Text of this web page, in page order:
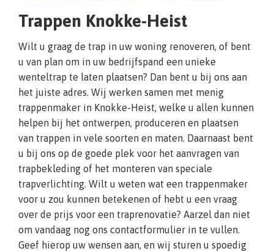
Trappen Knokke-Heist
Wilt u graag de trap in uw woning renoveren, of bent
u van plan om in uw bedrijfspand een unieke
wenteltrap te laten plaatsen? Dan bent u bij ons aan
het juiste adres. Wij werken samen met menig
trappenmaker in Knokke-Heist, welke u allen kunnen
helpen bij het ontwerpen, produceren en plaatsen
van trappen in vele soorten en maten. Daarnaast bent
u bij ons op de goede plek voor het aanvragen van
trapbekleding of het monteren van speciale
trapverlichting. Wilt u weten wat een trappenmaker
voor u zou kunnen betekenen of hebt u een vraag
over de prijs voor een traprenovatie? Aarzel dan niet
om vandaag nog ons contactformulier in te vullen.
Geef hierop uw wensen aan, en wij sturen u spoedig